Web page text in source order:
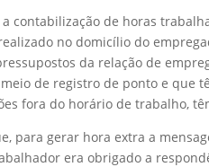
a contabilização de horas
no domicílio do
da relação de
de registro de ponto e que
fora do horário de trabalho,
para gerar hora extra a
era obrigado a